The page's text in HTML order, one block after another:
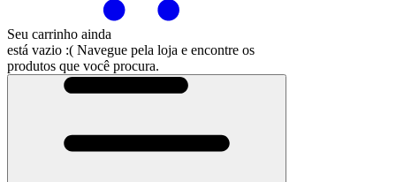
Seu carrinho ainda
está vazio :( Navegue pela loja e encontre os
produtos que você procura.